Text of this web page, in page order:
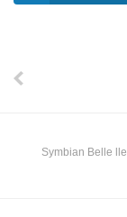
Symbian Belle